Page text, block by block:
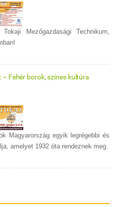
Mezőgazdasági Technikum,
Fehér borok, színes kultúra
Magyarország egyik legrégebbi és
amelyet 1932 óta rendeznek meg.